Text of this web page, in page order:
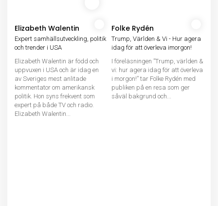
Elizabeth Walentin
Expert samhällsutveckling, politik
och trender i USA
Elizabeth Walentin är född och
uppvuxen i USA och är idag en
av Sveriges mest anlitade
kommentator om amerikansk
politik. Hon syns frekvent som
expert på både TV och radio.
Elizabeth Walentin...
Folke Rydén
Trump, Världen & Vi - Hur agera
idag för att överleva imorgon!
I föreläsningen ”Trump, världen &
vi: hur agera idag för att överleva
i morgon!” tar Folke Rydén med
publiken på en resa som ger
såväl bakgrund och...